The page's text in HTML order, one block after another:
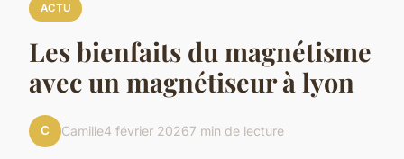
ACTU
Les bienfaits du magnétisme
avec un magnétiseur à lyon
C Camille4 février 20267 min de lecture